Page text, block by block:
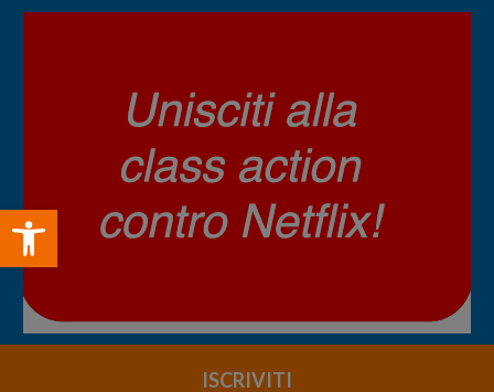
Open toolbar
ISCRIVITI